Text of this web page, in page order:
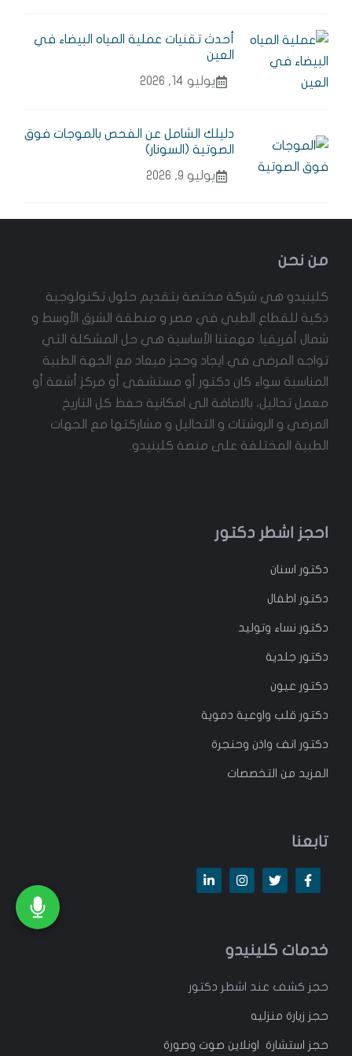
أحدث تقنيات عملية المياه البيضاء في
العين
يوليو 14, 2026
دليلك الشامل عن الفحص بالموجات فوق
الصوتية (السونار)
يوليو 9, 2026
من نحن
كلينيدو هي شركة مختصة بتقديم حلول تكنولوجية
ذكية للقطاع الطبي في مصر و منطقة الشرق الأوسط و
شمال أفريقيا. مهمتنا الأساسية هي حل المشكلة التي
تواجه المرضى في ايجاد وحجز ميعاد مع الجهة الطبية
المناسبة سواء كان دكتور أو مستشفى أو مركز أشعة أو
معمل تحاليل، بالاضافة الى امكانية حفظ كل التاريخ
المرضي و الروشتات و التحاليل و مشاركتها مع الجهات
الطبية المختلفة على منصة كلينيدو.
احجز اشطر دكتور
دكتور اسنان
دكتور اطفال
دكتور نساء وتوليد
دكتور جلدية
دكتور عيون
دكتور قلب واوعية دموية
دكتور انف واذن وحنجرة
المزيد من التخصصات
تابعنا
خدمات كلينيدو
حجز كشف عند اشطر دكتور
حجز زيارة منزليه
حجز استشارة اونلاين صوت وصورة